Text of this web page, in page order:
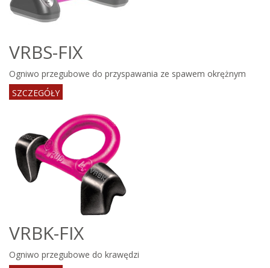
VRBS-FIX
Ogniwo przegubowe do przyspawania ze spawem okrężnym
SZCZEGÓŁY
VRBK-FIX
Ogniwo przegubowe do krawędzi